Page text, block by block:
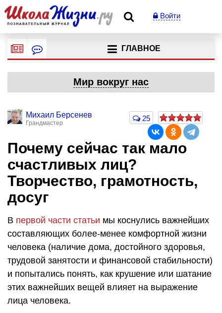
Войти
ГЛАВНОЕ
Мир вокруг нас
Михаил Берсенев
Грандмастер
25
Почему сейчас так мало
счастливых лиц?
Творчество, грамотность,
досуг
В первой части статьи мы коснулись важнейших
составляющих более-менее комфортной жизни
человека (наличие дома, достойного здоровья,
трудовой занятости и финансовой стабильности)
и попытались понять, как крушение или шатание
этих важнейших вещей влияет на выражение
лица человека.